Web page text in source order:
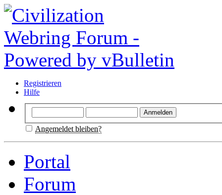
Registrieren
Hilfe
Angemeldet bleiben?
Portal
Forum